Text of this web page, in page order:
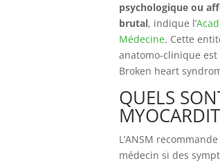
psychologique ou
brutal, indique l’
Médecine. Cette
anatomo-clinique
Broken heart
QUELS
L’ANSM
médecin si des